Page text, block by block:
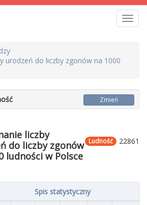
urodzeń do liczby zgonów na 1000
Zmień
22861
Ludność
liczby
do liczby zgonów
ludności w Polsce
Spis statystyczny